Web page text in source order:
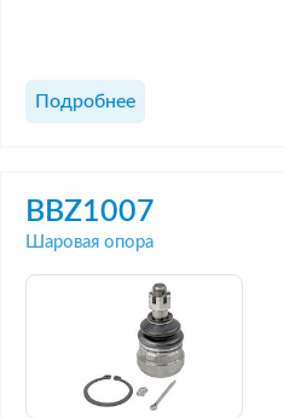
Подробнее
BBZ1007
Шаровая опора